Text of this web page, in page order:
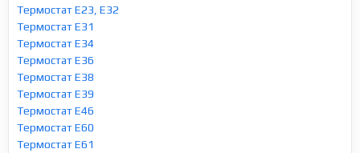
Термостат E23, E32
Термостат E31
Термостат E34
Термостат E36
Термостат E38
Термостат E39
Термостат E46
Термостат E60
Термостат E61